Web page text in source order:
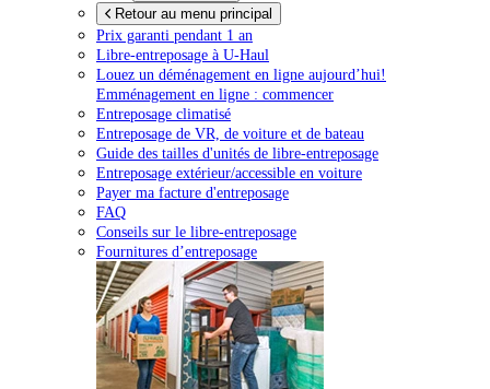
Retour au menu principal
Prix garanti pendant 1 an
Libre-entreposage à U-Haul
Louez un déménagement en ligne aujourd’hui!
Emménagement en ligne : commencer
Entreposage climatisé
Entreposage de VR, de voiture et de bateau
Guide des tailles d'unités de libre-entreposage
Entreposage extérieur/accessible en voiture
Payer ma facture d'entreposage
FAQ
Conseils sur le libre-entreposage
Fournitures d’entreposage